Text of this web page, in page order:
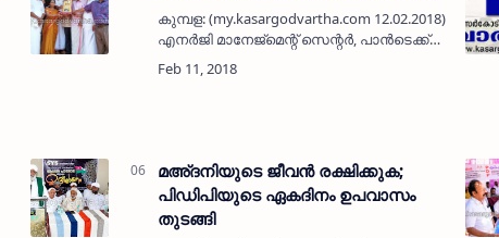
കുമ്പള: (my.kasargodvartha.com 12.02.2018)
എനര്‍ജി മാനേജ്‌മെന്റ് സെന്റര്‍, പാന്‍ടെക്ക്
എന്നിവയുടെ നേതൃത്വത്തില്‍ മഞ്ചേശ്വരം
നിയോജക മണ്ഡലത്തില്‍ നടക്കുന്ന
മഅ്ദനിയുടെ ജീവന്‍ രക്ഷിക്കുക;
പിഡിപിയുടെ ഏകദിനം ഉപവാസം
തുടങ്ങി